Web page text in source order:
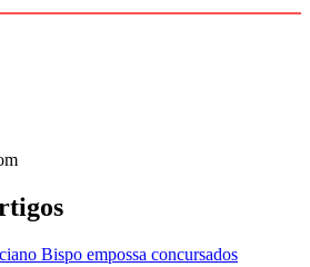
Bispo empossa concursados